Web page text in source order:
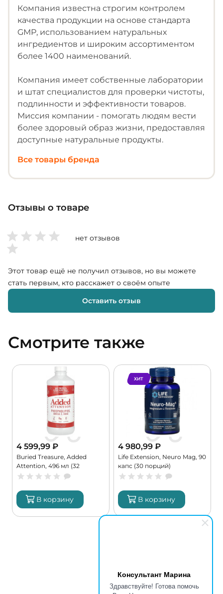
Консультант Марина
Здравствуйте! Готова помочь
Компания известна строгим контролем
качества продукции на основе стандарта
GMP, использованием натуральных
ингредиентов и широким ассортиментом
более 1400 наименований.
Компания имеет собственные лаборатории
и штат специалистов для проверки чистоты,
подлинности и эффективности товаров.
Миссия компании - помогать людям вести
более здоровый образ жизни, предоставляя
доступные натуральные продукты.
Все товары бренда
Отзывы о товаре
нет отзывов
Этот товар ещё не получил отзывов, но вы можете
стать первым, кто расскажет о своём опыте
Оставить отзыв
Смотрите также
4 599,99 ₽
Buried Treasure, Added
Attention, 496 мл (32
порции)
В корзину
ХИТ
4 980,99 ₽
Life Extension, Neuro Mag, 90
капс (30 порций)
В корзину